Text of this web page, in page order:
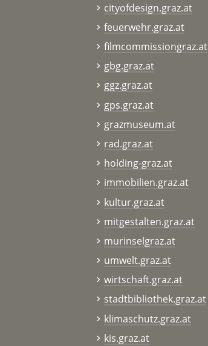
cityofdesign.graz.at
feuerwehr.graz.at
filmcommissiongraz.at
gbg.graz.at
ggz.graz.at
gps.graz.at
grazmuseum.at
rad.graz.at
holding-graz.at
immobilien.graz.at
kultur.graz.at
mitgestalten.graz.at
murinselgraz.at
umwelt.graz.at
wirtschaft.graz.at
stadtbibliothek.graz.at
klimaschutz.graz.at
kis.graz.at